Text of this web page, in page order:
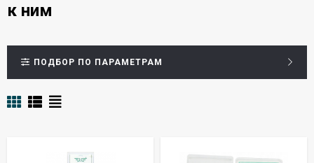
к ним
ПОДБОР ПО ПАРАМЕТРАМ